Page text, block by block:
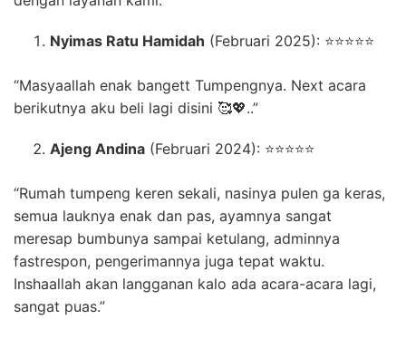
Nyimas Ratu Hamidah (Februari 2025): ⭐⭐⭐⭐⭐
“Masyaallah enak bangett Tumpengnya. Next acara
berikutnya aku beli lagi disini 🥰💖..”
Ajeng Andina (Februari 2024): ⭐⭐⭐⭐⭐
“Rumah tumpeng keren sekali, nasinya pulen ga keras,
semua lauknya enak dan pas, ayamnya sangat
meresap bumbunya sampai ketulang, adminnya
fastrespon, pengerimannya juga tepat waktu.
Inshaallah akan langganan kalo ada acara-acara lagi,
sangat puas.”